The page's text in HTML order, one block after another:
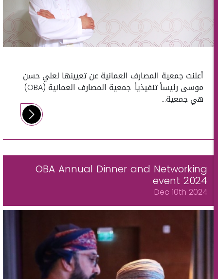
أعلنت جمعية المصارف العمانية عن تعيينها لعلي حسن
موسى رئيساً تنفيذياً. جمعية المصارف العمانية (OBA)
هي جمعية...
OBA Annual Dinner and Networking
event 2024
Dec 10th 2024